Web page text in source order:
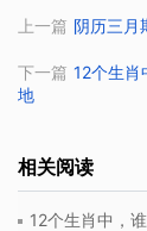
上一篇 阴历三月
下一篇 12个生肖
地
相关阅读
12个生肖中，